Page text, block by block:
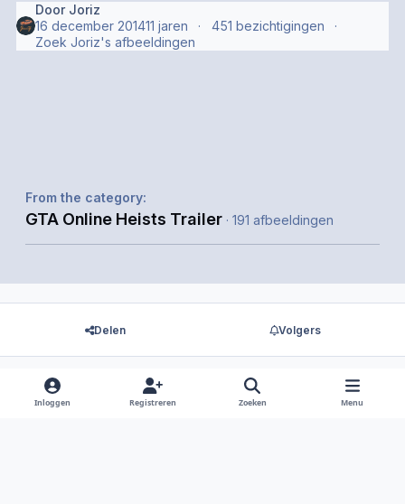
Door Joriz
16 december 201411 jaren
451 bezichtigingen
Zoek Joriz's afbeeldingen
From the category:
GTA Online Heists Trailer · 191 afbeeldingen
Delen Volgers
Er zijn geen reacties om weer te geven.
Inloggen Registreren Zoeken Menu